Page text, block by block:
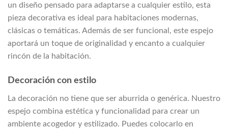
un diseño pensado para adaptarse a cualquier estilo, esta
pieza decorativa es ideal para habitaciones modernas,
clásicas o temáticas. Además de ser funcional, este espejo
aportará un toque de originalidad y encanto a cualquier
rincón de la habitación.
Decoración con estilo
La decoración no tiene que ser aburrida o genérica. Nuestro
espejo combina estética y funcionalidad para crear un
ambiente acogedor y estilizado. Puedes colocarlo en